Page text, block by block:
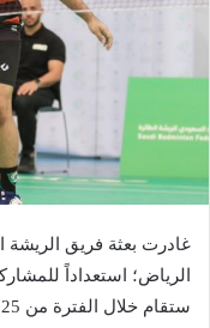
غادرت بعثة فريق الريشة
الرياض؛ استعداداً
ستقام خلال الفترة من 25 إلى 28 الشهر الجاري.